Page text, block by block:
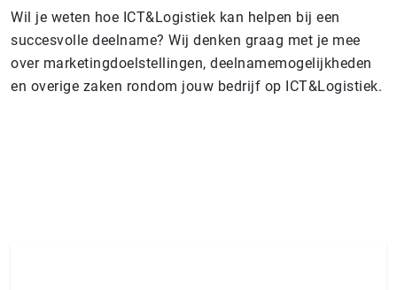
Wil je weten hoe ICT&Logistiek kan helpen bij een
succesvolle deelname? Wij denken graag met je mee
over marketingdoelstellingen, deelnamemogelijkheden
en overige zaken rondom jouw bedrijf op ICT&Logistiek.